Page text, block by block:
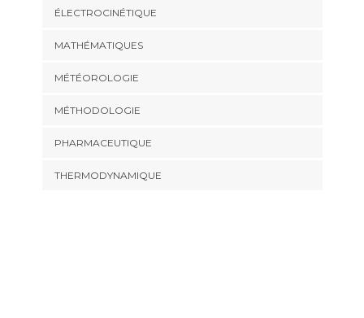
ÉLECTROCINÉTIQUE
MATHÉMATIQUES
MÉTÉOROLOGIE
MÉTHODOLOGIE
PHARMACEUTIQUE
THERMODYNAMIQUE